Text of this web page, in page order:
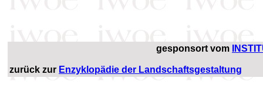
gesponsort vom
zurück zur Enzyklopädie der Landschaftsgestaltung